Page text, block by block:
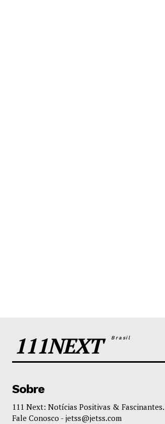
111NEXTBrasil
Sobre
111 Next: Notícias Positivas & Fascinantes.
Fale Conosco - jetss@jetss.com